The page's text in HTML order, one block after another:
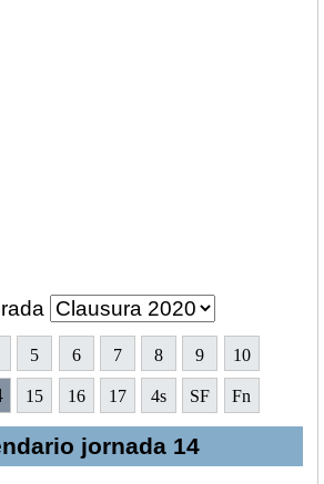
5 6 7 8 9 10
15 16 17 4s SF Fn
jornada 14